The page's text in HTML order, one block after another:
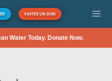
FAITES UN DON
Water Today. Donate Now.